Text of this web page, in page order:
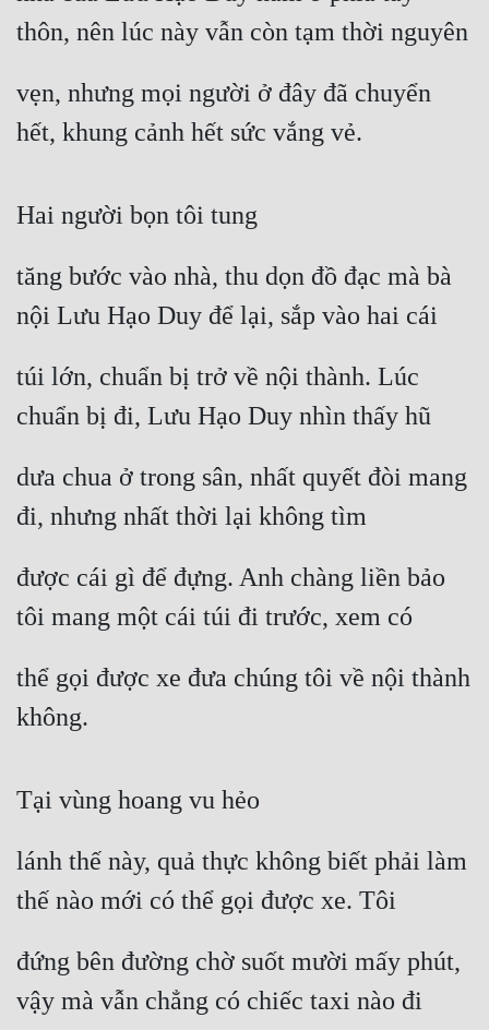
thôn, nên lúc này vẫn còn tạm thời nguyên
vẹn, nhưng mọi người ở đây đã chuyển
hết, khung cảnh hết sức vắng vẻ.
Hai người bọn tôi tung
tăng bước vào nhà, thu dọn đồ đạc mà bà
nội Lưu Hạo Duy để lại, sắp vào hai cái
túi lớn, chuẩn bị trở về nội thành. Lúc
chuẩn bị đi, Lưu Hạo Duy nhìn thấy hũ
dưa chua ở trong sân, nhất quyết đòi mang
đi, nhưng nhất thời lại không tìm
được cái gì để đựng. Anh chàng liền bảo
tôi mang một cái túi đi trước, xem có
thể gọi được xe đưa chúng tôi về nội thành
không.
Tại vùng hoang vu hẻo
lánh thế này, quả thực không biết phải làm
thế nào mới có thể gọi được xe. Tôi
đứng bên đường chờ suốt mười mấy phút,
vậy mà vẫn chẳng có chiếc taxi nào đi